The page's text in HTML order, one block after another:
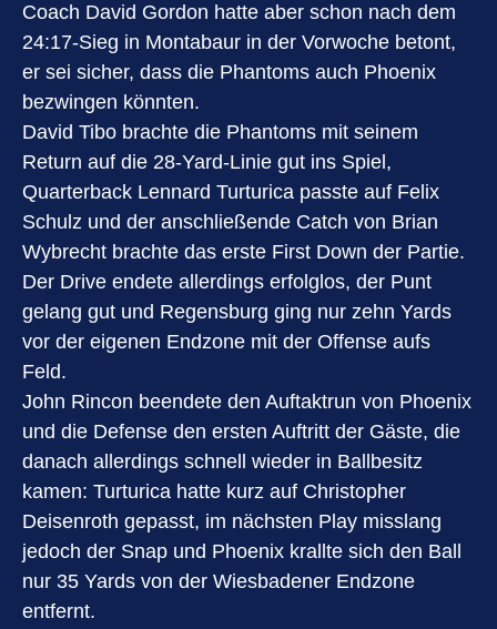
Coach David Gordon hatte aber schon nach dem
24:17-Sieg in Montabaur in der Vorwoche betont,
er sei sicher, dass die Phantoms auch Phoenix
bezwingen könnten.
David Tibo brachte die Phantoms mit seinem
Return auf die 28-Yard-Linie gut ins Spiel,
Quarterback Lennard Turturica passte auf Felix
Schulz und der anschließende Catch von Brian
Wybrecht brachte das erste First Down der Partie.
Der Drive endete allerdings erfolglos, der Punt
gelang gut und Regensburg ging nur zehn Yards
vor der eigenen Endzone mit der Offense aufs
Feld.
John Rincon beendete den Auftaktrun von Phoenix
und die Defense den ersten Auftritt der Gäste, die
danach allerdings schnell wieder in Ballbesitz
kamen: Turturica hatte kurz auf Christopher
Deisenroth gepasst, im nächsten Play misslang
jedoch der Snap und Phoenix krallte sich den Ball
nur 35 Yards von der Wiesbadener Endzone
entfernt.